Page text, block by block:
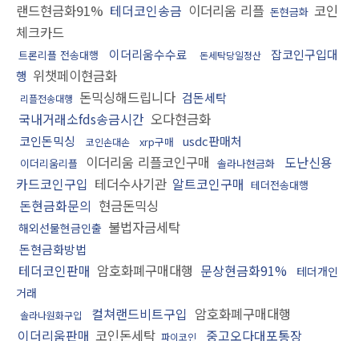
랜드현금화91% 테더코인송금 이더리움 리플 돈현금화 코인
체크카드
트론리플 전송대행 이더리움수수료 돈세탁당일정산
잡코인구입대
행 위챗페이현금화
리플전송대행 돈믹싱해드립니다 검돈세탁
국내거래소fds송금시간 오다현금화
코인돈믹싱 코인손대손 xrp구매 usdc판매처
이더리움리플 이더리움 리플코인구매 솔라나현금화
도난신용
카드코인구입 테더수사기관 알트코인구매 테더전송대행
돈현금화문의 현금돈믹싱
해외선물현금인출 불법자금세탁
돈현금화방법
테더코인판매 암호화폐구매대행 문상현금화91%
테더개인
거래
솔라나원화구입 컬쳐랜드비트구입 암호화폐구매대행
이더리움판매 코인돈세탁 파이코인
중고오다대포통장